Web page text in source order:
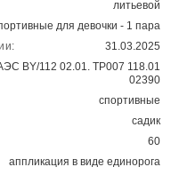
литьевой
для девочки - 1 пара
31.03.2025
BY/112 02.01. ТР007 118.01
02390
спортивные
садик
60
аппликация в виде единорога